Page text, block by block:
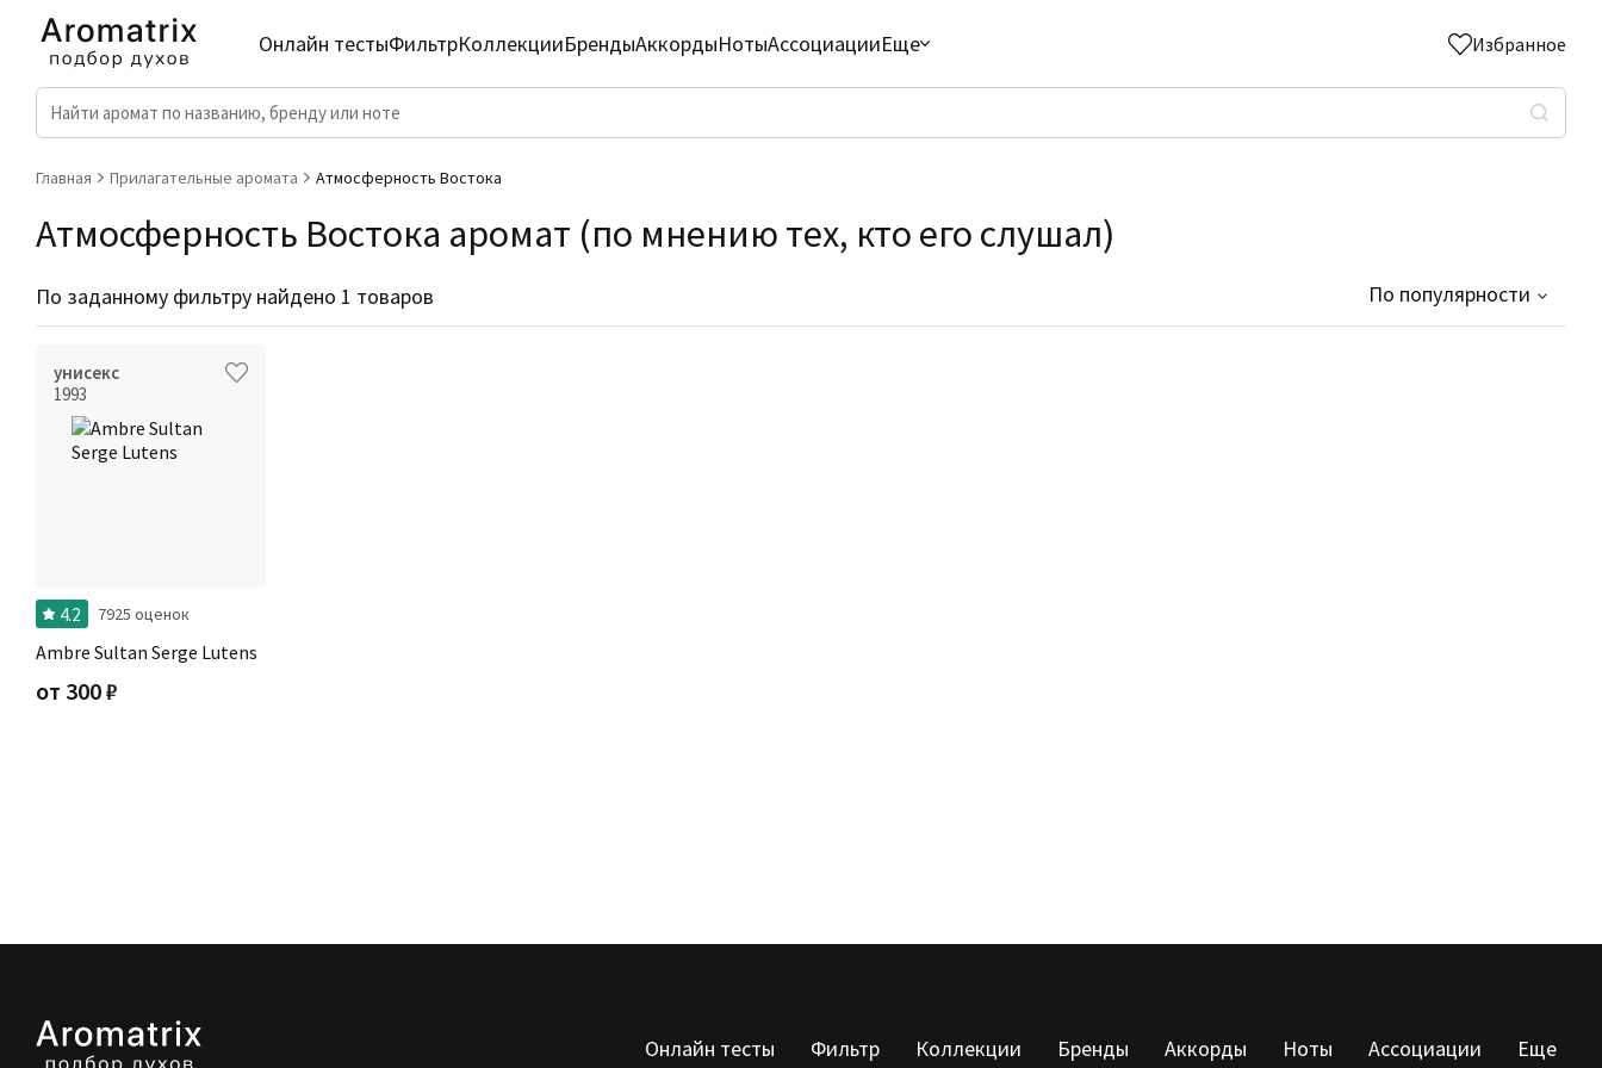
Онлайн тестыФильтрКоллекцииБрендыАккордыНотыАссоциацииЕще Избранное
Главная Прилагательные аромата Атмосферность Востока
Атмосферность Востока аромат (по мнению тех, кто его слушал)
По заданному фильтру найдено 1 товаров По популярности
унисекс
1993
4.2 7925 оценок
Ambre Sultan Serge Lutens
от 300₽
Онлайн тесты Фильтр Коллекции Бренды Аккорды Ноты Ассоциации Еще